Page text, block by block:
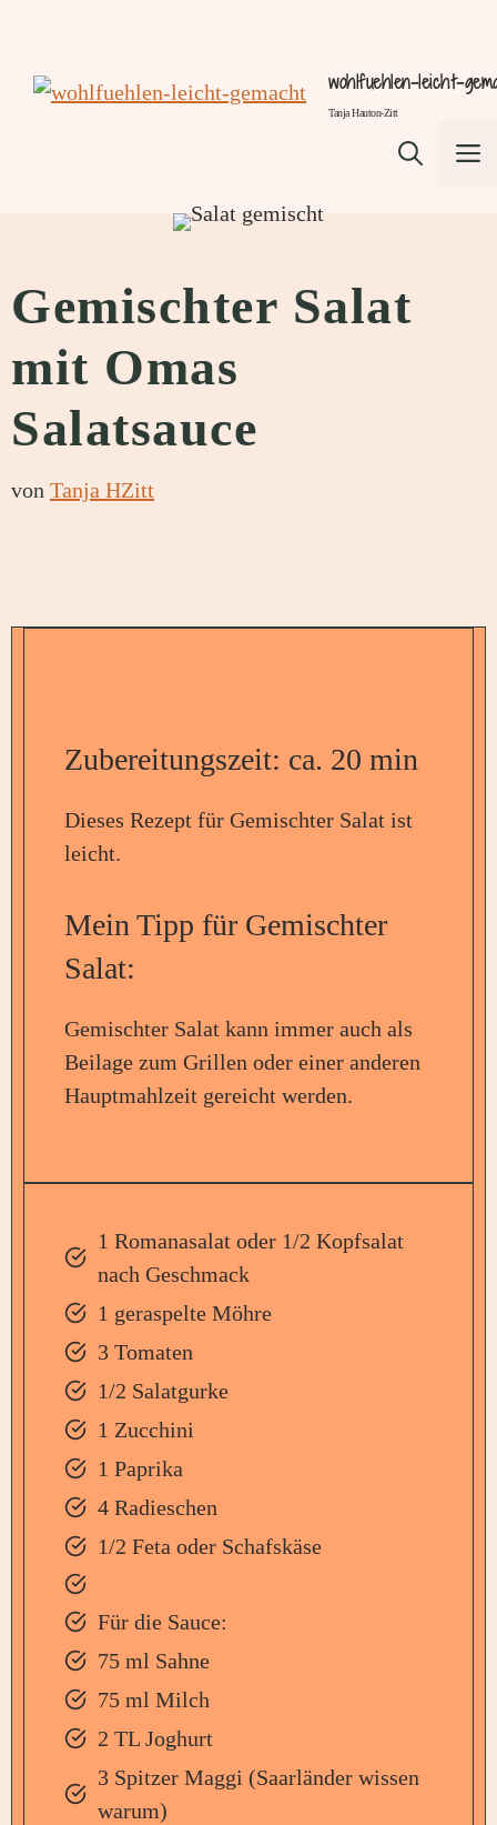
springen
wohlfuehlen-leicht-
Tanja Hauton-Zitt
Gemischter Salat
mit Omas
Salatsauce
von Tanja HZitt
Zubereitungszeit: ca. 20 min
Dieses Rezept für Gemischter Salat ist
leicht.
Mein Tipp für Gemischter
Salat:
Gemischter Salat kann immer auch als
Beilage zum Grillen oder einer anderen
Hauptmahlzeit gereicht werden.
1 Romanasalat oder 1/2 Kopfsalat
nach Geschmack
1 geraspelte Möhre
3 Tomaten
1/2 Salatgurke
1 Zucchini
1 Paprika
4 Radieschen
1/2 Feta oder Schafskäse
Für die Sauce:
75 ml Sahne
75 ml Milch
2 TL Joghurt
3 Spitzer Maggi (Saarländer wissen
warum)